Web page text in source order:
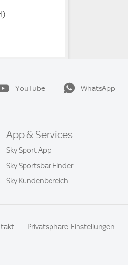
YouTube WhatsApp
App & Services
Sky Sport App
Sky Sportsbar Finder
Sky Kundenbereich
Privatsphäre-Einstellungen